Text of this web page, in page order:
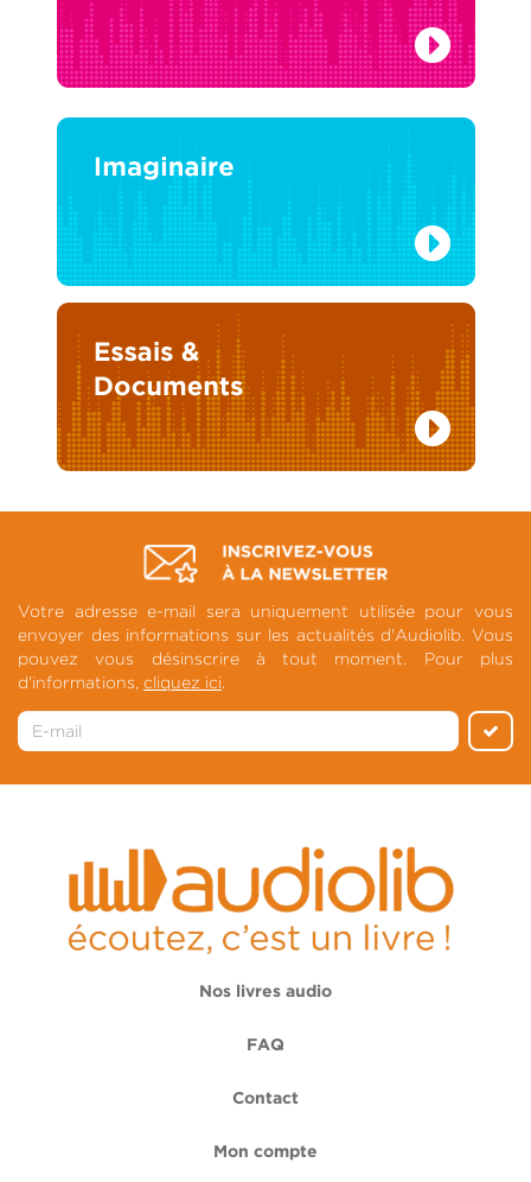
Votre adresse e-mail sera uniquement utilisée pour vous
envoyer des informations sur les actualités d'Audiolib. Vous
pouvez vous désinscrire à tout moment. Pour plus
d'informations, cliquez ici.
Nos livres audio
FAQ
Contact
Mon compte